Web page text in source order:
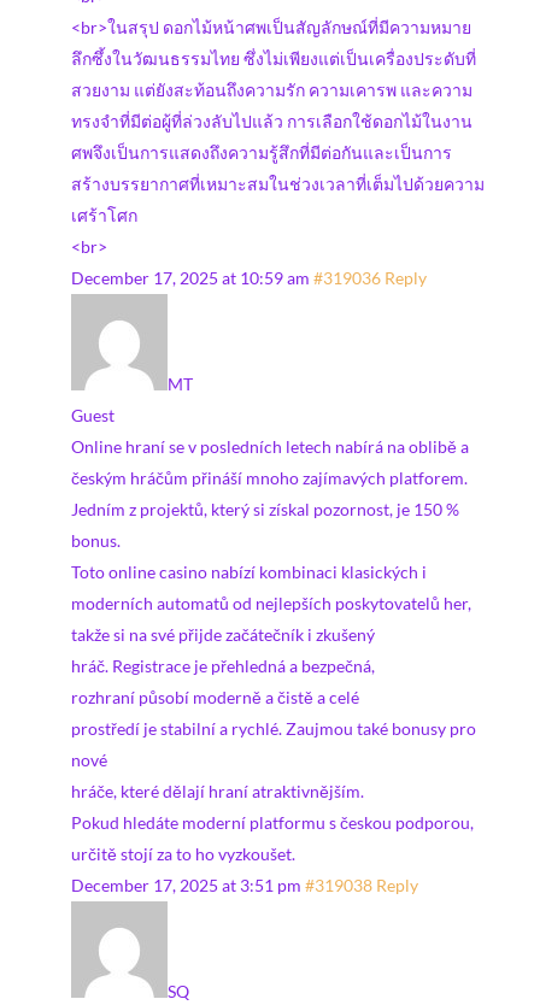
<br>ในสรุป ดอกไม้หน้าศพเป็นสัญลักษณ์ที่มีความหมาย
ลึกซึ้งในวัฒนธรรมไทย ซึ่งไม่เพียงแต่เป็นเครื่องประดับที่
สวยงาม แต่ยังสะท้อนถึงความรัก ความเคารพ และความ
ทรงจำที่มีต่อผู้ที่ล่วงลับไปแล้ว การเลือกใช้ดอกไม้ในงาน
ศพจึงเป็นการแสดงถึงความรู้สึกที่มีต่อกันและเป็นการ
สร้างบรรยากาศที่เหมาะสมในช่วงเวลาที่เต็มไปด้วยความ
เศร้าโศก
<br>
December 17, 2025 at 10:59 am #319036 Reply
MT
Guest
Online hraní se v posledních letech nabírá na oblibě a
českým hráčům přináší mnoho zajímavých platforem.
Jedním z projektů, který si získal pozornost, je 150 %
bonus.
Toto online casino nabízí kombinaci klasických i
moderních automatů od nejlepších poskytovatelů her,
takže si na své přijde začátečník i zkušený
hráč. Registrace je přehledná a bezpečná,
rozhraní působí moderně a čistě a celé
prostředí je stabilní a rychlé. Zaujmou také bonusy pro
nové
hráče, které dělají hraní atraktivnějším.
Pokud hledáte moderní platformu s českou podporou,
určitě stojí za to ho vyzkoušet.
December 17, 2025 at 3:51 pm #319038 Reply
SQ